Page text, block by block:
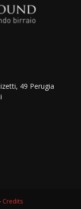
49 Perugia
Credits